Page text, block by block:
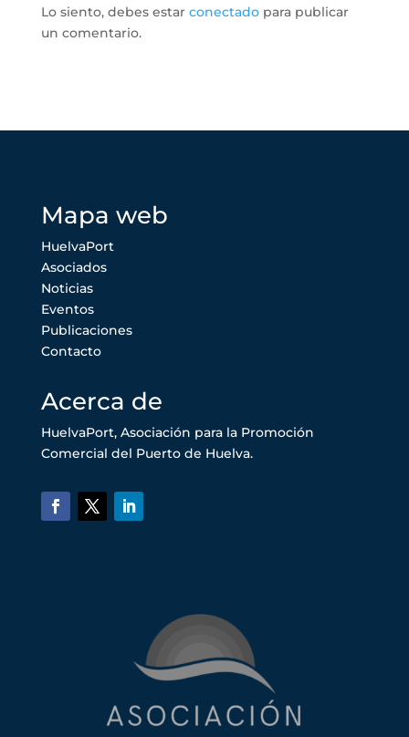
Lo siento, debes estar conectadopara publicar
un comentario.
Mapa web
HuelvaPort
Asociados
Noticias
Eventos
Publicaciones
Contacto
Acerca de
HuelvaPort, Asociación para la Promoción
Comercial del Puerto de Huelva.